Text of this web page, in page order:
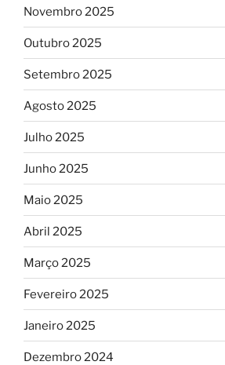
Novembro 2025
Outubro 2025
Setembro 2025
Agosto 2025
Julho 2025
Junho 2025
Maio 2025
Abril 2025
Março 2025
Fevereiro 2025
Janeiro 2025
Dezembro 2024